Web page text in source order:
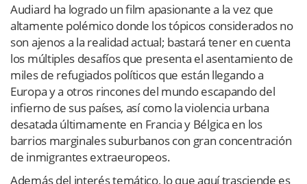
Audiard ha logrado un film apasionante a la vez que
altamente polémico donde los tópicos considerados no
son ajenos a la realidad actual; bastará tener en cuenta
los múltiples desafíos que presenta el asentamiento de
miles de refugiados políticos que están llegando a
Europa y a otros rincones del mundo escapando del
infierno de sus países, así como la violencia urbana
desatada últimamente en Francia y Bélgica en los
barrios marginales suburbanos con gran concentración
de inmigrantes extraeuropeos.
Además del interés temático, lo que aquí trasciende es